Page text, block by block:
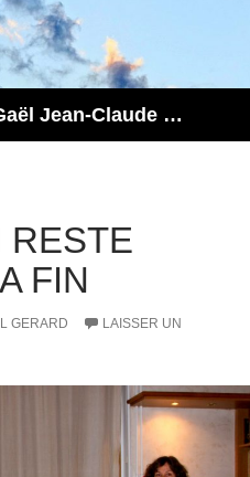
Regardauvergne – Gaël Jean-Claude GERARD
RESTE
FIN
GERARD
LAISSER UN